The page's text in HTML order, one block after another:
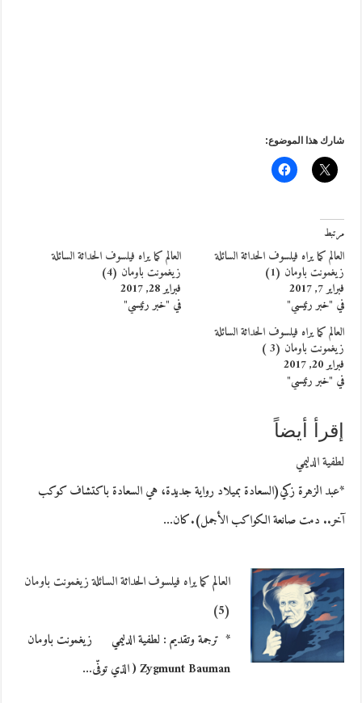
شارك هذا الموضوع:
مرتبط
العالم كما يراه فيلسوف الحداثة السائلة
زيغمونت باومان (1)
فبراير 7, 2017
في "خبر رئيسي"
العالم كما يراه فيلسوف الحداثة السائلة
زيغمونت باومان (4)
فبراير 28, 2017
في "خبر رئيسي"
العالم كما يراه فيلسوف الحداثة السائلة
زيغمونت باومان (3 )
فبراير 20, 2017
في "خبر رئيسي"
إقرأ أيضاً
لطفية الدليمي
*عبد الزهرة زكي(السعادة بميلاد رواية جديدة، هي السعادة باكتشاف كوكب
آخر.. دمت صانعة الكواكب الأجمل).كان…
العالم كما يراه فيلسوف الحداثة السائلة زيغمونت باومان
(5)
* ترجمة وتقديم : لطفية الدليمي زيغمونت باومان
Zygmunt Bauman ( الذي توفّى…